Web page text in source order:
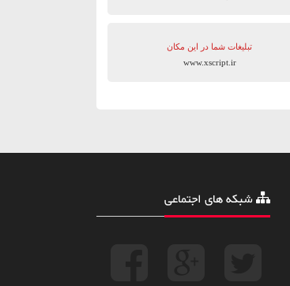
تبلیغات شما در این مکان
www.xscript.ir
شبکه های اجتماعی